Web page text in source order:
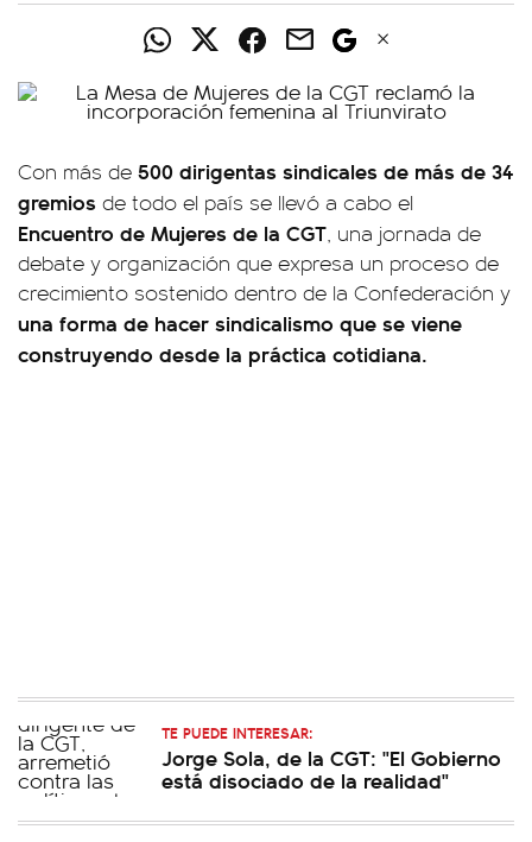
Con más de 500 dirigentas sindicales de más de 34
gremios de todo el país se llevó a cabo el
Encuentro de Mujeres de la CGT, una jornada de
debate y organización que expresa un proceso de
crecimiento sostenido dentro de la Confederación y
una forma de hacer sindicalismo que se viene
construyendo desde la práctica cotidiana.
TE PUEDE INTERESAR:
Jorge Sola, de la CGT: "El Gobierno
está disociado de la realidad"